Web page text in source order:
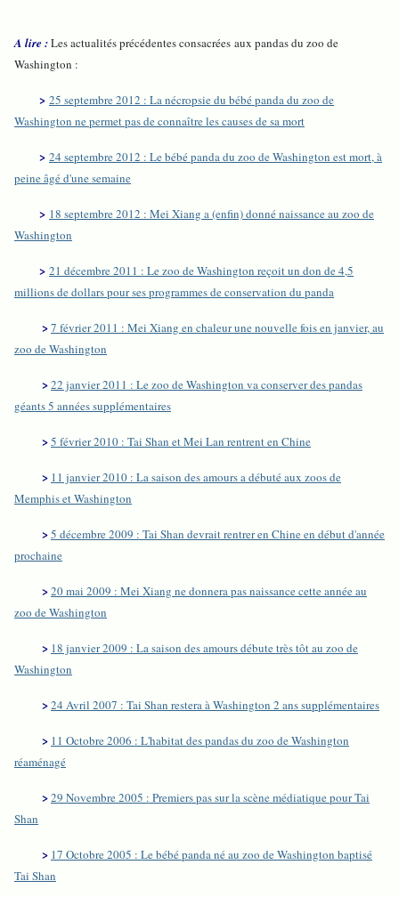
A lire :Les actualités précédentes consacrées aux pandas du zoo de
Washington :
> 25 septembre 2012 : La nécropsie du bébé panda du zoo de
Washington ne permet pas de connaître les causes de sa mort
> 24 septembre 2012 : Le bébé panda du zoo de Washington est mort, à
peine âgé d'une semaine
> 18 septembre 2012 : Mei Xiang a (enfin) donné naissance au zoo de
Washington
> 21 décembre 2011 : Le zoo de Washington reçoit un don de 4,5
millions de dollars pour ses programmes de conservation du panda
>7 février 2011 : Mei Xiang en chaleur une nouvelle fois en janvier, au
zoo de Washington
>22 janvier 2011 : Le zoo de Washington va conserver des pandas
géants 5 années supplémentaires
>5 février 2010 : Tai Shan et Mei Lan rentrent en Chine
> 11 janvier 2010 : La saison des amours a débuté aux zoos de
Memphis et Washington
>5 décembre 2009 : Tai Shan devrait rentrer en Chine en début d'année
prochaine
>20 mai 2009 : Mei Xiang ne donnera pas naissance cette année au
zoo de Washington
> 18 janvier 2009 : La saison des amours débute très tôt au zoo de
Washington
>24 Avril 2007 : Tai Shan restera à Washington 2 ans supplémentaires
> 11 Octobre 2006 : L'habitat des pandas du zoo de Washington
réaménagé
>29 Novembre 2005 : Premiers pas sur la scène médiatique pour Tai
Shan
> 17 Octobre 2005 : Le bébé panda né au zoo de Washington baptisé
Tai Shan